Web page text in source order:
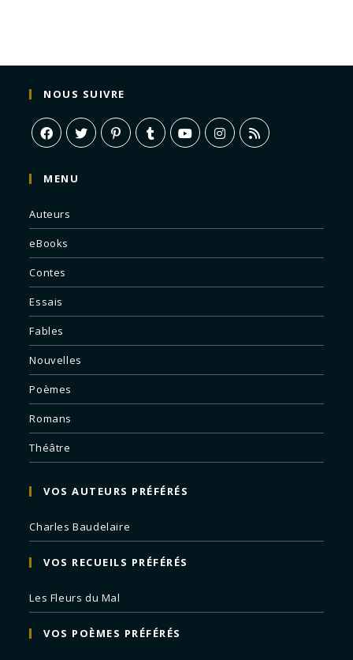
NOUS SUIVRE
MENU
Auteurs
eBooks
Contes
Essais
Fables
Nouvelles
Poèmes
Romans
Théâtre
VOS AUTEURS PRÉFÉRÉS
Charles Baudelaire
VOS RECUEILS PRÉFÉRÉS
Les Fleurs du Mal
VOS POÈMES PRÉFÉRÉS